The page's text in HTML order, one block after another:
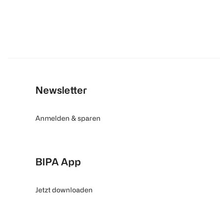
Newsletter
Anmelden & sparen
BIPA App
Jetzt downloaden